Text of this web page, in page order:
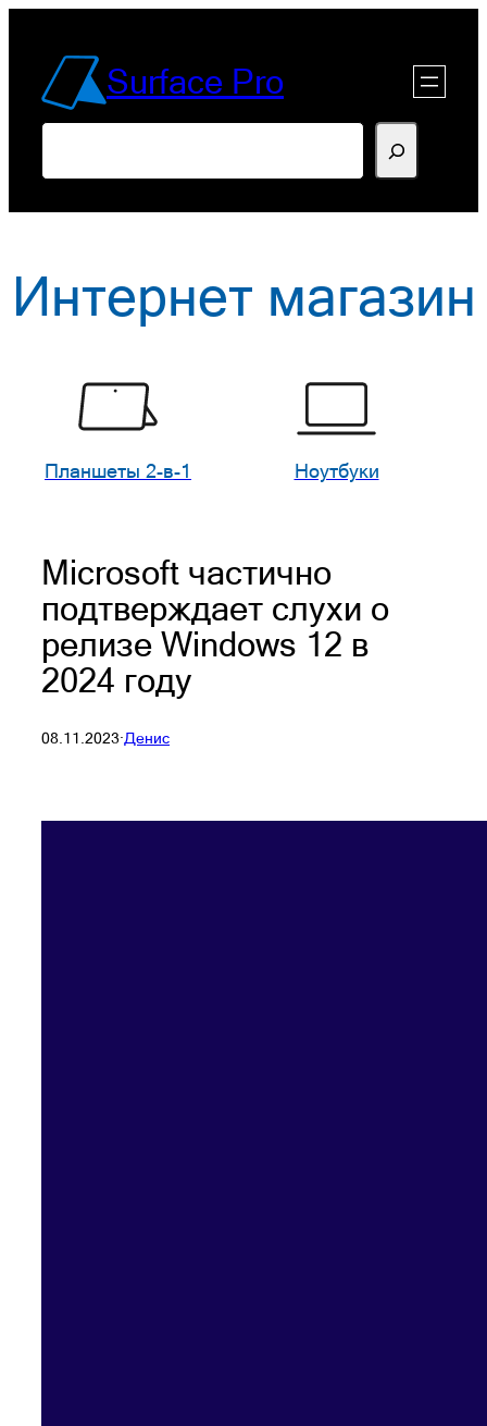
содержимомуSurface Pro
Интернет магазин
Планшеты 2-в-1 Ноутбуки
Microsoft частично
подтверждает слухи о
релизе Windows 12 в
2024 году
08.11.2023·Денис